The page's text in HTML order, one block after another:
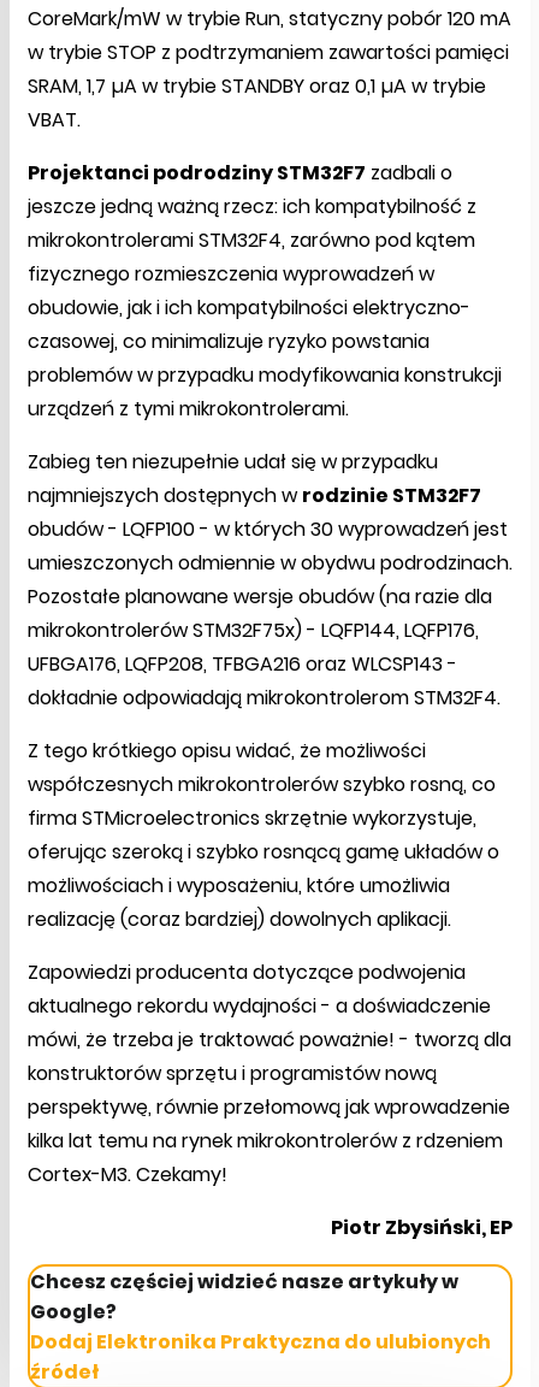
CoreMark/mW w trybie Run, statyczny pobór 120 mA
w trybie STOP z podtrzymaniem zawartości pamięci
SRAM, 1,7 µA w trybie STANDBY oraz 0,1 µA w trybie
VBAT.
Projektanci podrodziny STM32F7 zadbali o
jeszcze jedną ważną rzecz: ich kompatybilność z
mikrokontrolerami STM32F4, zarówno pod kątem
fizycznego rozmieszczenia wyprowadzeń w
obudowie, jak i ich kompatybilności elektryczno-
czasowej, co minimalizuje ryzyko powstania
problemów w przypadku modyfikowania konstrukcji
urządzeń z tymi mikrokontrolerami.
Zabieg ten niezupełnie udał się w przypadku
najmniejszych dostępnych wrodzinie STM32F7
obudów - LQFP100 - w których 30 wyprowadzeń jest
umieszczonych odmiennie w obydwu podrodzinach.
Pozostałe planowane wersje obudów (na razie dla
mikrokontrolerów STM32F75x) - LQFP144, LQFP176,
UFBGA176, LQFP208, TFBGA216 oraz WLCSP143 -
dokładnie odpowiadają mikrokontrolerom STM32F4.
Z tego krótkiego opisu widać, że możliwości
współczesnych mikrokontrolerów szybko rosną, co
firma STMicroelectronics skrzętnie wykorzystuje,
oferując szeroką i szybko rosnącą gamę układów o
możliwościach i wyposażeniu, które umożliwia
realizację (coraz bardziej) dowolnych aplikacji.
Zapowiedzi producenta dotyczące podwojenia
aktualnego rekordu wydajności - a doświadczenie
mówi, że trzeba je traktować poważnie! - tworzą dla
konstruktorów sprzętu i programistów nową
perspektywę, równie przełomową jak wprowadzenie
kilka lat temu na rynek mikrokontrolerów z rdzeniem
Cortex-M3. Czekamy!
Piotr Zbysiński, EP
Chcesz częściej widzieć nasze artykuły w
Google?
Dodaj Elektronika Praktyczna do ulubionych
źródeł